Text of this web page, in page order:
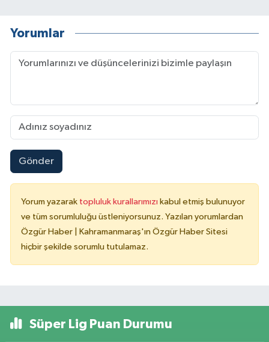
Yorumlar
Gönder
Yorum yazarak topluluk kurallarımızı kabul etmiş bulunuyor
ve tüm sorumluluğu üstleniyorsunuz. Yazılan yorumlardan
Özgür Haber | Kahramanmaraş'ın Özgür Haber Sitesi
hiçbir şekilde sorumlu tutulamaz.
Süper Lig Puan Durumu